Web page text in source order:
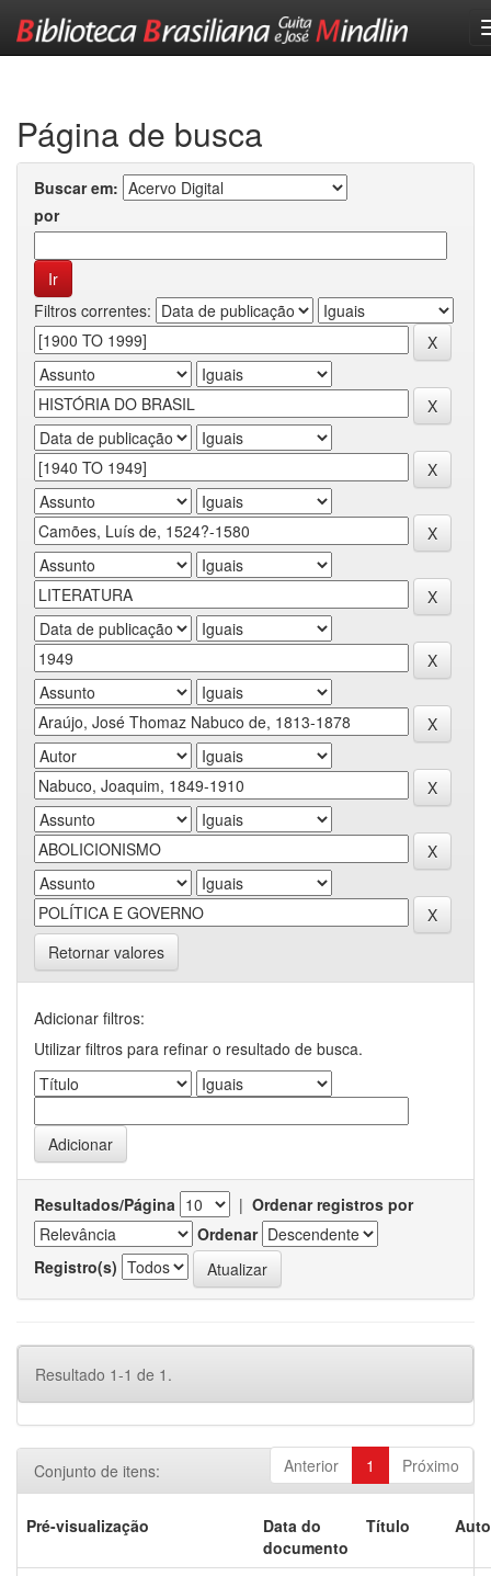
Página de busca
Buscar em:
por
Filtros correntes:
Retornar valores
Adicionar filtros:
Utilizar filtros para refinar o resultado de busca.
Resultados/Página | Ordenar registros por
Ordenar
Registro(s)
Resultado 1-1 de 1.
Anterior 1 Próximo
Conjunto de itens:
Pré-visualização
Data do
documento
Título